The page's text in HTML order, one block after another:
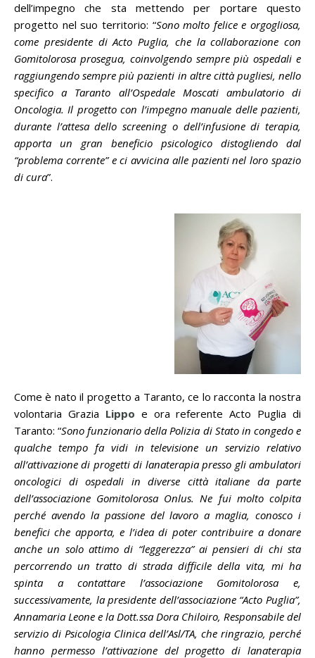
dell’impegno che sta mettendo per portare questo
progetto nel suo territorio: “Sono molto felice e orgogliosa,
come presidente di Acto Puglia, che la collaborazione con
Gomitolorosa prosegua, coinvolgendo sempre più ospedali e
raggiungendo sempre più pazienti in altre città pugliesi, nello
specifico a Taranto all’Ospedale Moscati ambulatorio di
Oncologia. Il progetto con l’impegno manuale delle pazienti,
durante l’attesa dello screening o dell’infusione di terapia,
apporta un gran beneficio psicologico distogliendo dal
“problema corrente” e ci avvicina alle pazienti nel loro spazio
di cura”.
Come è nato il progetto a Taranto, ce lo racconta la nostra
volontaria Grazia Lippo e ora referente Acto Puglia di
Taranto: “Sono funzionario della Polizia di Stato in congedo e
qualche tempo fa vidi in televisione un servizio relativo
all’attivazione di progetti di lanaterapia presso gli ambulatori
oncologici di ospedali in diverse città italiane da parte
dell’associazione Gomitolorosa Onlus. Ne fui molto colpita
perché avendo la passione del lavoro a maglia, conosco i
benefici che apporta, e l’idea di poter contribuire a donare
anche un solo attimo di “leggerezza” ai pensieri di chi sta
percorrendo un tratto di strada difficile della vita, mi ha
spinta a contattare l’associazione Gomitolorosa e,
successivamente, la presidente dell’associazione “Acto Puglia”,
Annamaria Leone e la Dott.ssa Dora Chiloiro, Responsabile del
servizio di Psicologia Clinica dell’Asl/TA, che ringrazio, perché
hanno permesso l’attivazione del progetto di lanaterapia